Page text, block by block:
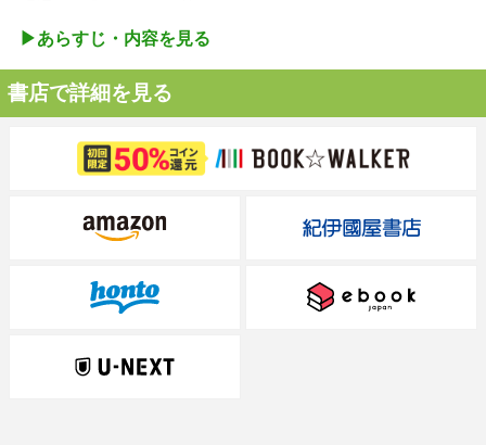
▶︎あらすじ・内容を見る
書店で詳細を見る